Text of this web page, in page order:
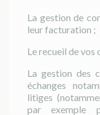
La gestion de
leur facturation ;
Le recueil de vos
La gestion des
échanges
litiges
par exemple